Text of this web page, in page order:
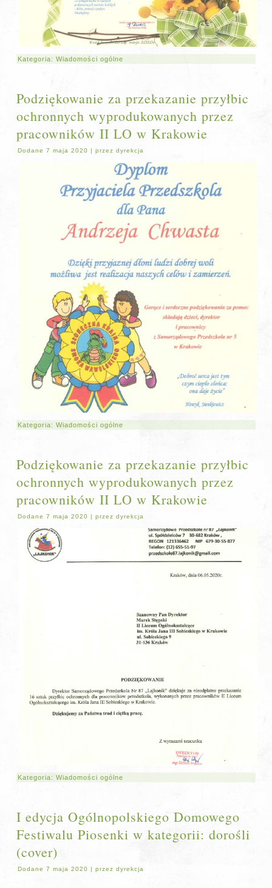
Kategoria:Wiadomości ogólne
Podziękowanie za przekazanie przyłbic
ochronnych wyprodukowanych przez
pracowników II LO w Krakowie
Dodane 7 maja 2020 |przez dyrekcja
Kategoria:Wiadomości ogólne
Podziękowanie za przekazanie przyłbic
ochronnych wyprodukowanych przez
pracowników II LO w Krakowie
Dodane 7 maja 2020 |przez dyrekcja
Kategoria:Wiadomości ogólne
I edycja Ogólnopolskiego Domowego
Festiwalu Piosenki w kategorii: dorośli
(cover)
Dodane 7 maja 2020 |przez dyrekcja